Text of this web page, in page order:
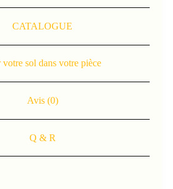
CATALOGUE
sol dans votre pièce
Avis (0)
Q & R